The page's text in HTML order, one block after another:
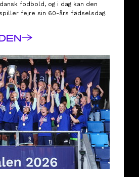
fodbold, og i dag kan den
fejre sin 60-års fødselsdag.
→